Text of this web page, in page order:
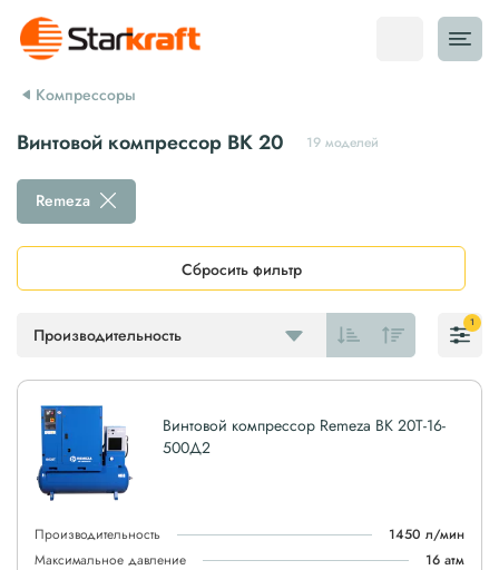
Компрессоры
Винтовой компрессор ВК 20 19 моделей
Производительность
Remeza
Сбросить фильтр
1
Винтовой компрессор Remeza ВК 20Т-16-
500Д2
Производительность
1450 л/мин
Максимальное давление
16 атм